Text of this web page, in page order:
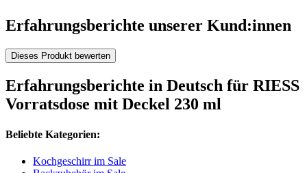
Erfahrungsberichte unserer Kund:innen
Dieses Produkt bewerten
Erfahrungsberichte in Deutsch für RIESS
Vorratsdose mit Deckel 230 ml
Beliebte Kategorien:
Kochgeschirr im Sale